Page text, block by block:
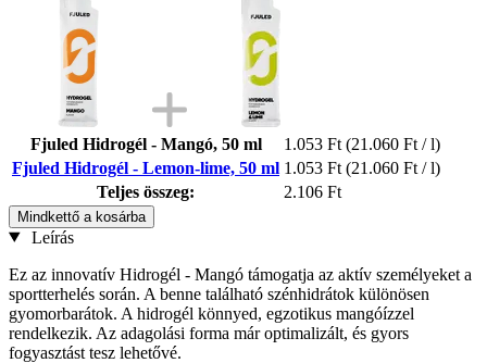
Fjuled Hidrogél - Mangó, 50 ml 1.053 Ft (21.060 Ft / l)
Fjuled Hidrogél - Lemon-lime, 50 ml 1.053 Ft (21.060 Ft / l)
Teljes összeg:
2.106 Ft
Mindkettő a kosárba
Leírás
Ez az innovatív Hidrogél - Mangó támogatja az aktív személyeket a
sportterhelés során. A benne található szénhidrátok különösen
gyomorbarátok. A hidrogél könnyed, egzotikus mangóízzel
rendelkezik. Az adagolási forma már optimalizált, és gyors
fogyasztást tesz lehetővé.